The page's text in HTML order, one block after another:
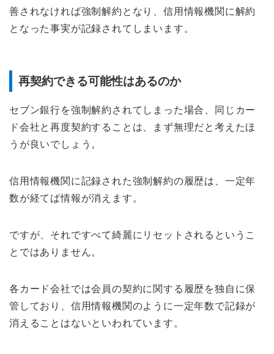
善されなければ強制解約となり、信用情報機関に解約
となった事実が記録されてしまいます。
再契約できる可能性はあるのか
セブン銀行を強制解約されてしまった場合、同じカー
ド会社と再度契約することは、まず無理だと考えたほ
うが良いでしょう。
信用情報機関に記録された強制解約の履歴は、一定年
数が経てば情報が消えます。
ですが、それですべて綺麗にリセットされるというこ
とではありません。
各カード会社では会員の契約に関する履歴を独自に保
管しており、信用情報機関のように一定年数で記録が
消えることはないといわれています。